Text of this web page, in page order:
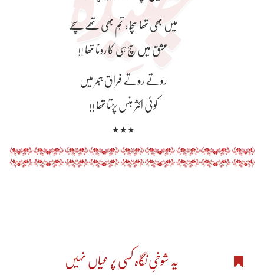
میں بھی تھا سچّا ، تُم بھی تھے سچّے
عشق میں سچ ہی کا رونا تھا !!
روتے روتے فراق ہجر میں
کوئی اکثر ہنس پڑتا تھا !!
٭٭٭
یہ شوخیِ نگاہ کسی پر عیاں نہیں